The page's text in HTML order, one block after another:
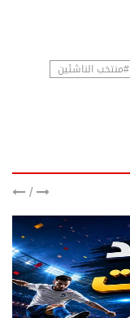
#منتخب الناشئين
/